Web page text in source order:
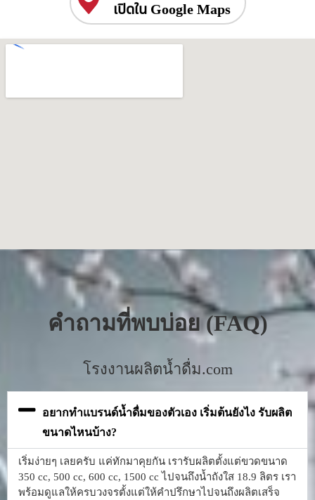
เปิดใน Google Maps
คำถามที่พบบ่อย (FAQ)
โรงงานผลิตน้ำดื่ม.com
อยากทำแบรนด์น้ำดื่มของตัวเอง เริ่มต้นยังไง รับผลิต
ขนาดไหนบ้าง?
เริ่มง่ายๆ เลยครับ แค่ทักมาคุยกัน เรารับผลิตตั้งแต่ขวดขนาด
350 cc, 500 cc, 600 cc, 1500 cc ไปจนถึงน้ำถังใส 18.9 ลิตร เรา
พร้อมดูแลให้ครบวงจรตั้งแต่ให้คำปรึกษาไปจนถึงผลิตเสร็จ